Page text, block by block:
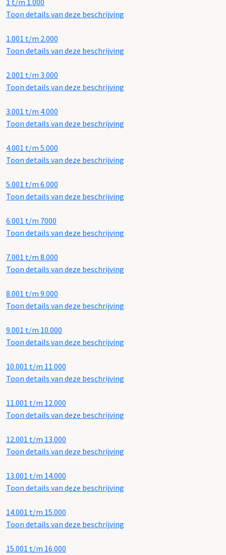
1 t/m 1.000
Toon details van deze beschrijving
1.001 t/m 2.000
Toon details van deze beschrijving
2.001 t/m 3.000
Toon details van deze beschrijving
3.001 t/m 4.000
Toon details van deze beschrijving
4.001 t/m 5.000
Toon details van deze beschrijving
5.001 t/m 6.000
Toon details van deze beschrijving
6.001 t/m 7000
Toon details van deze beschrijving
7.001 t/m 8.000
Toon details van deze beschrijving
8.001 t/m 9.000
Toon details van deze beschrijving
9.001 t/m 10.000
Toon details van deze beschrijving
10.001 t/m 11.000
Toon details van deze beschrijving
11.001 t/m 12.000
Toon details van deze beschrijving
12.001 t/m 13.000
Toon details van deze beschrijving
13.001 t/m 14.000
Toon details van deze beschrijving
14.001 t/m 15.000
Toon details van deze beschrijving
15.001 t/m 16.000